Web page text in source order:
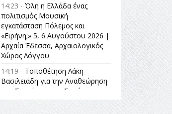
14:23 - Όλη η Ελλάδα ένας
πολιτισμός Μουσική
εγκατάσταση Πόλεμος και
«Ειρήνη;» 5, 6 Αυγούστου 2026 |
Αρχαία Έδεσσα, Αρχαιολογικός
Χώρος Λόγγου
14:19 - Τοποθέτηση Λάκη
Βασιλειάδη για την Αναθεώρηση
του Συντάγματος: «Σε τέτοιες
κορυφαίες θεσμικές διαδικασίες
υπάρχει μόνο η ευθύνη απέναντι